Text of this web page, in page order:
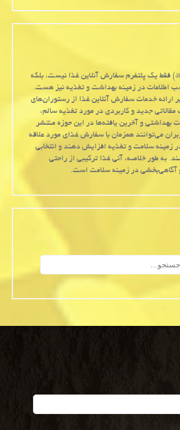
آنی غذا (anighaza.ir) فقط یک پلتفرم سفارش آنلاین غذا نیست، بلکه
اطلاعات در زمینه بهداشت و تغذیه نیز هست.
ارائه خدمات سفارش آنلاین غذا از رستوران‌های
جدید و کاربردی در مورد تغذیه سالم،
بهداشتی و آخرین یافته‌ها در این حوزه منتشر
می‌توانند همزمان با سفارش غذای مورد علاقه
زمینه سلامت و تغذیه افزایش دهند و انتخابی
به طور خلاصه، آنی غذا ترکیبی از راحتی
آگاهی‌بخشی در زمینه سلامت است.